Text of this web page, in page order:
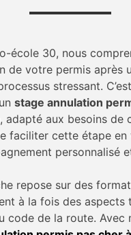
école 30, nous
de votre permis après
stressant.
stage annulation
, adapté aux besoins de
faciliter cette étape en
personnalisé
repose sur des
à la fois des aspects
code de la route. Avec